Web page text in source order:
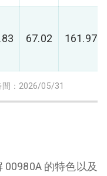
間：2026/05/31
67.02 161.97
的特色以及